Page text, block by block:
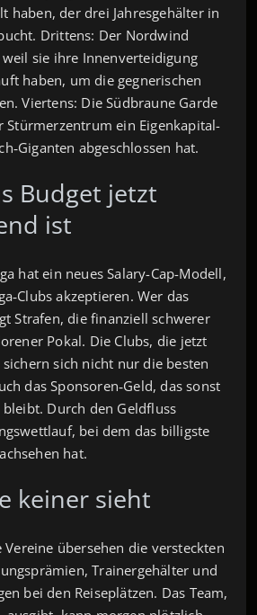
haben, der drei Jahresgehälter in
Drittens: Der Nordwind
sie ihre Innenverteidigung
haben, um die gegnerischen
Viertens: Die Südbraune Garde
Stürmerzentrum ein Eigenkapital-
abgeschlossen hat.
Budget jetzt
ist
hat ein neues Salary-Cap-Modell,
akzeptieren. Wer das
Strafen, die finanziell schwerer
Pokal. Die Clubs, die jetzt
sich nicht nur die besten
das Sponsoren‑Geld, das sonst
Durch den Geldfluss
bei dem das billigste
hat.
keiner sieht
Vereine übersehen die versteckten
Trainergehälter und
bei den Reiseplätzen. Das Team,